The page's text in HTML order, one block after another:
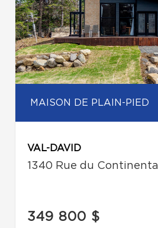
MAISON DE PLAIN-PIED
VAL-DAVID
1340 Rue du Continental
349 800 $